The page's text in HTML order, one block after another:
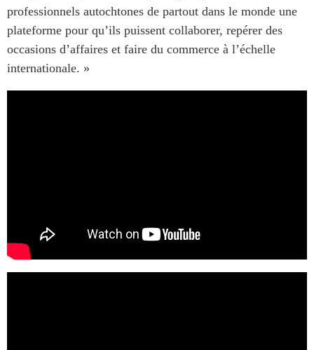
professionnels autochtones de partout dans le monde une
plateforme pour qu’ils puissent collaborer, repérer des
occasions d’affaires et faire du commerce à l’échelle
internationale. »